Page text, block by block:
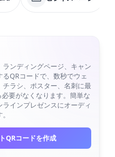
ンディングページ、キャン
QRコードで、数秒でウェ
ラシ、ポスター、名刺に最
要がなくなります。簡単な
インプレゼンスにオーディ
QRコードを作成